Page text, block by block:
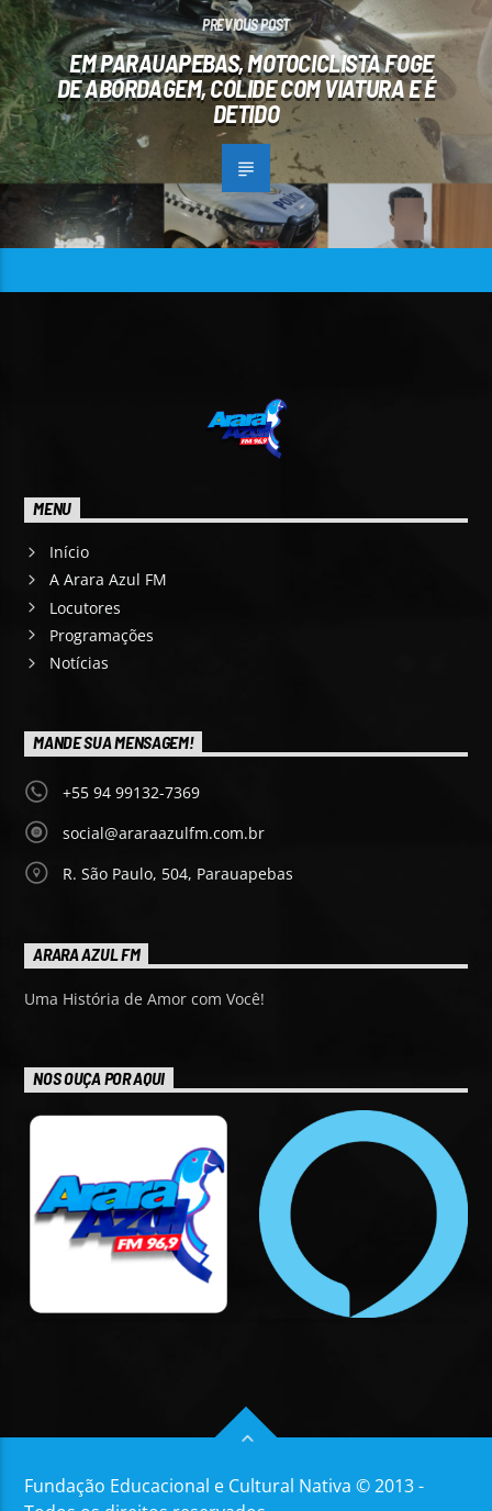
PREVIOUS POST
EM PARAUAPEBAS, MOTOCICLISTA FOGE
DE ABORDAGEM, COLIDE COM VIATURA E É
DETIDO
MENU
Início
A Arara Azul FM
Locutores
Programações
Notícias
MANDE SUA MENSAGEM!
+55 94 99132-7369
social@araraazulfm.com.br
R. São Paulo, 504, Parauapebas
ARARA AZUL FM
Uma História de Amor com Você!
NOS OUÇA POR AQUI
Fundação Educacional e Cultural Nativa © 2013 -